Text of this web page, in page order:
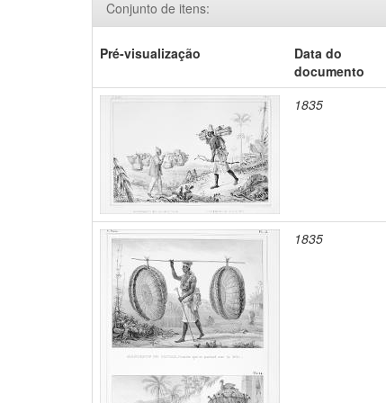
Conjunto de itens:
Pré-visualização
Data do
documento
1835
1835